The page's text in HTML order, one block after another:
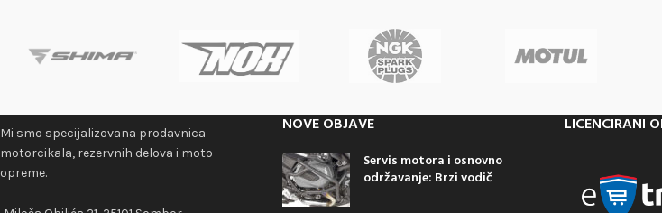
Mi smo specijalizovana prodavnica
motorcikala, rezervnih delova i moto
opreme.
NOVE OBJAVE
Servis motora i osnovno
održavanje: Brzi vodič
LICENCIRANI